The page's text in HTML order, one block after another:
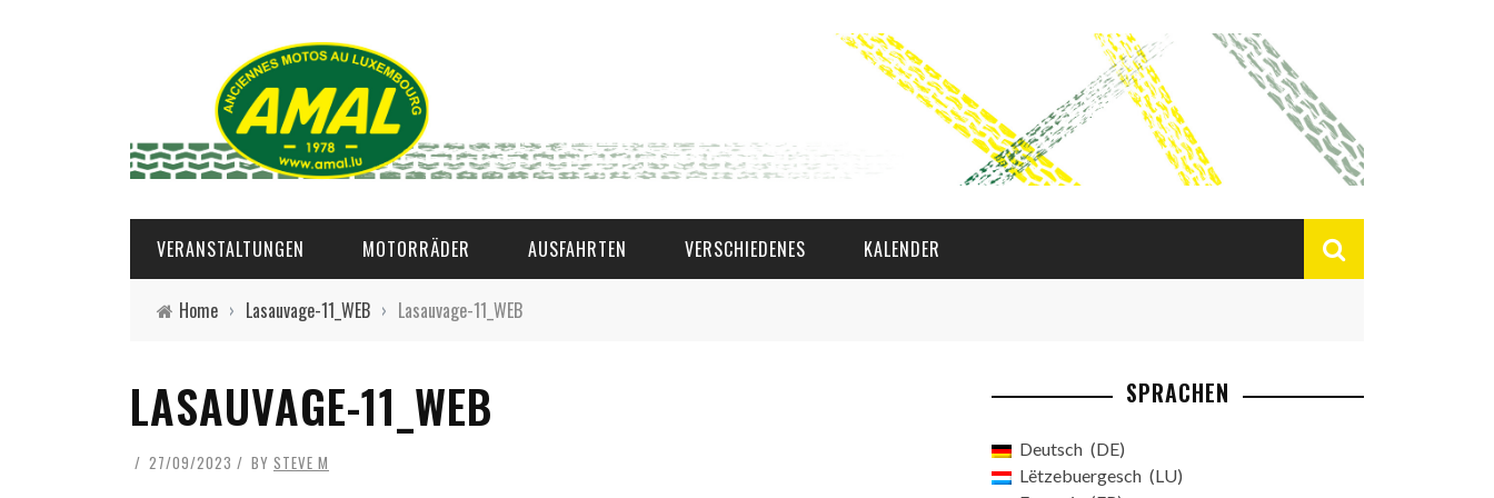
VERANSTALTUNGEN MOTORRÄDER AUSFAHRTEN VERSCHIEDENES KALENDER
Home › Lasauvage-11_WEB › Lasauvage-11_WEB
LASAUVAGE-11_WEB
27/09/2023 BY STEVE M
SPRACHEN
Deutsch
DE
Lëtzebuergesch
LU